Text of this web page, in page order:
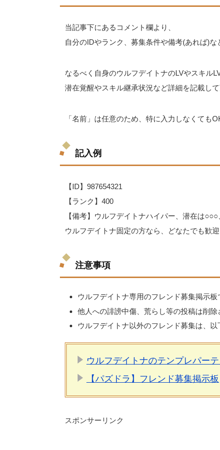
当記事下にあるコメント欄より、
自分のIDやランク、募集条件や備考(あれば)な
なるべく自身のウルフデイトナのLVやスキルLV
潜在覚醒やスキル継承状況など詳細を記載し
「名前」は任意のため、特に入力しなくても
記入例
【ID】987654321
【ランク】400
【備考】ウルフデイトナハイパー、潜在は
ウルフデイトナ固定の方なら、どなたでも歓迎
注意事項
ウルフデイトナ専用のフレンド募集掲示
他人への誹謗中傷、荒らし等の投稿は削除
ウルフデイトナ以外のフレンド募集は、
ウルフデイトナのテンプレパー
【パズドラ】フレンド募集掲示板
スポンサーリンク